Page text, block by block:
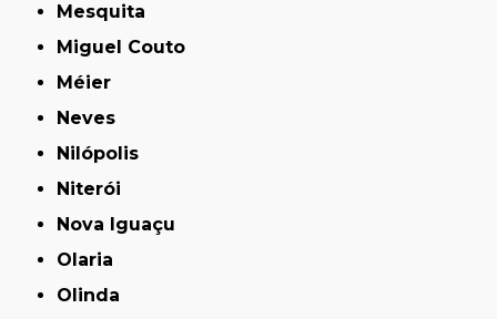
Mesquita
Miguel Couto
Méier
Neves
Nilópolis
Niterói
Nova Iguaçu
Olaria
Olinda